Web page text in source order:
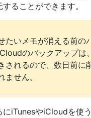
ることができます。
たいメモが消える前の
のバックアップは
されるので、数日前に
ません。
にiTunesやiCloudを使